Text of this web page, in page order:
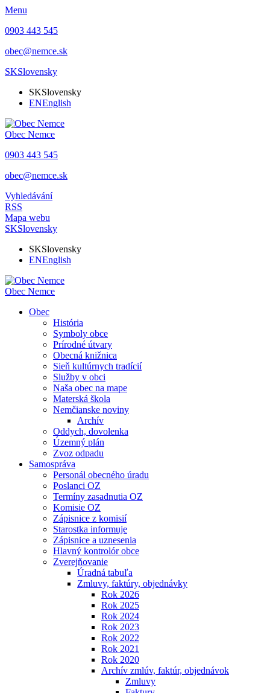
Menu
0903 443 545
obec@nemce.sk
SKSlovensky
SKSlovensky
ENEnglish
Obec Nemce
0903 443 545
obec@nemce.sk
Vyhledávání
RSS
Mapa webu
SKSlovensky
SKSlovensky
ENEnglish
Obec Nemce
Obec
História
Symboly obce
Prírodné útvary
Obecná knižnica
Sieň kultúrnych tradícií
Služby v obci
Naša obec na mape
Materská škola
Nemčianske noviny
Archív
Oddych, dovolenka
Územný plán
Zvoz odpadu
Samospráva
Personál obecného úradu
Poslanci OZ
Termíny zasadnutia OZ
Komisie OZ
Zápisnice z komisií
Starostka informuje
Zápisnice a uznesenia
Hlavný kontrolór obce
Zverejňovanie
Úradná tabuľa
Zmluvy, faktúry, objednávky
Rok 2026
Rok 2025
Rok 2024
Rok 2023
Rok 2022
Rok 2021
Rok 2020
Archív zmlúv, faktúr, objednávok
Zmluvy